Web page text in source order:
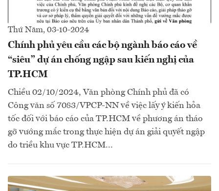
Thứ Năm, 03-10-2024
Chính phủ yêu cầu các bộ ngành báo cáo về
“siêu” dự án chống ngập sau kiến nghị của
TP.HCM
Chiều 02/10/2024, Văn phòng Chính phủ đã có
Công văn số 7083/VPCP-NN về việc lấy ý kiến hỏa
tốc đối với báo cáo của TP.HCM về phương án tháo
gỡ vướng mắc trong thực hiện dự án giải quyết ngập
do triều khu vực TP.HCM...